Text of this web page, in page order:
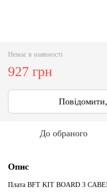
Немає в наявності
927 грн
До обраного
Опис
Плата BFT KIT BOARD 3